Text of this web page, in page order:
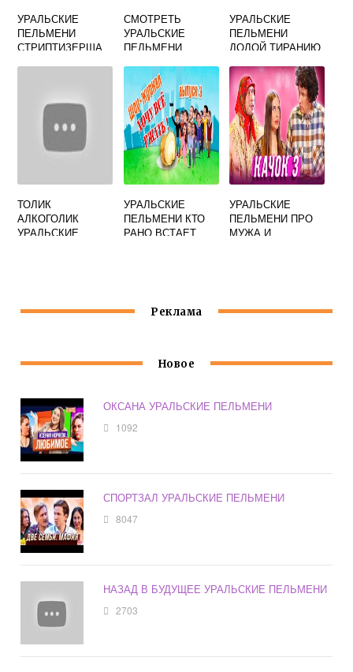
УРАЛЬСКИЕ
ПЕЛЬМЕНИ
СТРИПТИЗЕРША
СМОТРЕТЬ
УРАЛЬСКИЕ
ПЕЛЬМЕНИ
ВЕСЛОМ
УРАЛЬСКИЕ
ПЕЛЬМЕНИ
ДОЛОЙ ТИРАНИЮ
ТОЛИК
АЛКОГОЛИК
УРАЛЬСКИЕ
УРАЛЬСКИЕ
ПЕЛЬМЕНИ КТО
РАНО ВСТАЕТ
УРАЛЬСКИЕ
ПЕЛЬМЕНИ ПРО
МУЖА И
Реклама
Новое
ОКСАНА УРАЛЬСКИЕ ПЕЛЬМЕНИ
1092
СПОРТЗАЛ УРАЛЬСКИЕ ПЕЛЬМЕНИ
8047
НАЗАД В БУДУЩЕЕ УРАЛЬСКИЕ ПЕЛЬМЕНИ
2703